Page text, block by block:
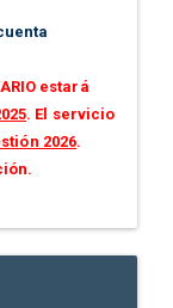
estará
. El servicio
2026.